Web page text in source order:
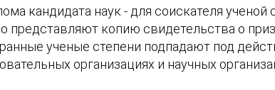
кандидата наук - для соискателя
представляют копию свидетельства о
ученые степени подпадают под
организациях и научных